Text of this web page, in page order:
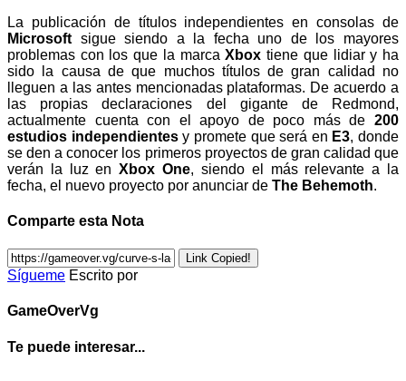
La publicación de títulos independientes en consolas de
Microsoft sigue siendo a la fecha uno de los mayores
problemas con los que la marcaXbox tiene que lidiar y ha
sido la causa de que muchos títulos de gran calidad no
lleguen a las antes mencionadas plataformas. De acuerdo a
las propias declaraciones del gigante de Redmond,
actualmente cuenta con el apoyo de poco más de 200
estudios independientesy promete que será en E3, donde
se den a conocer los primeros proyectos de gran calidad que
verán la luz enXbox One, siendo el más relevante a la
fecha, el nuevo proyecto por anunciar de The Behemoth.
Comparte esta Nota
Link Copied!
Sígueme Escrito por
GameOverVg
Te puede interesar...